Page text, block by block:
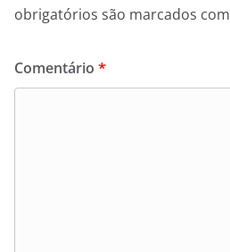
obrigatórios são marcados com
Comentário *